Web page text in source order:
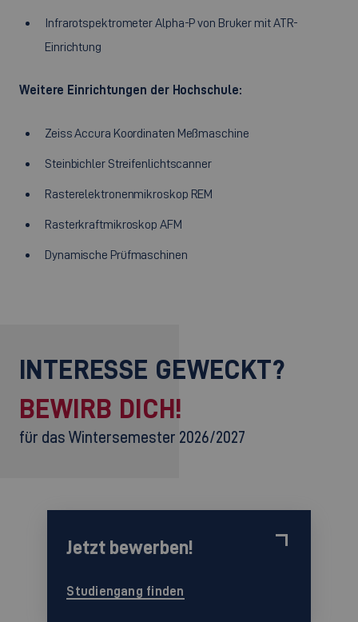
Infrarotspektrometer Alpha-P von Bruker mit ATR-
Einrichtung
Weitere Einrichtungen der Hochschule:
Zeiss Accura Koordinaten Meßmaschine
Steinbichler Streifenlichtscanner
Rasterelektronenmikroskop REM
Rasterkraftmikroskop AFM
Dynamische Prüfmaschinen
INTERESSE GEWECKT?
BEWIRB DICH!
für das Wintersemester 2026/2027
Jetzt bewerben!
Studiengang finden